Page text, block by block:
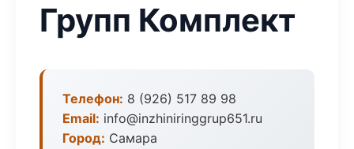
Групп Комплект
Телефон: 8 (926) 517 89 98
Email: info@inzhiniringgrup651.ru
Город: Самара